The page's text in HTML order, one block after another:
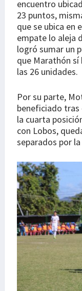
encuentro
23 puntos,
que se ubica en
empate lo aleja
logró sumar un
que Marathón sí
las 26 unidades.
Por su parte,
beneficiado tras
la cuarta
con Lobos,
separados por